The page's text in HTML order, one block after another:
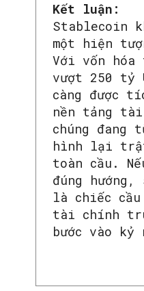
SEARCH...
Kết luận:
Stablecoin
một hiện
Với vốn
vượt 250 tỷ
càng được
nền tảng
chúng đang
hình lại
toàn cầu.
đúng
là chiếc cầu
tài chính
bước vào kỷ